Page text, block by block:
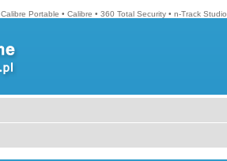
Calibre Portable • Calibre • 360 Total Security • n-Track Studio